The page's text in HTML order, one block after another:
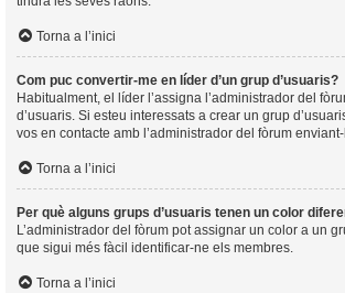
Torna a l’inici
Com puc convertir-me en líder d’un grup d’usuaris?
Habitualment, el líder l’assigna l’administrador del
d’usuaris. Si esteu interessats a crear un grup
vos en contacte amb l’administrador del fòrum
Torna a l’inici
Per què alguns grups d’usuaris tenen un color
L’administrador del fòrum pot assignar un color a un
que sigui més fàcil identificar-ne els membres.
Torna a l’inici